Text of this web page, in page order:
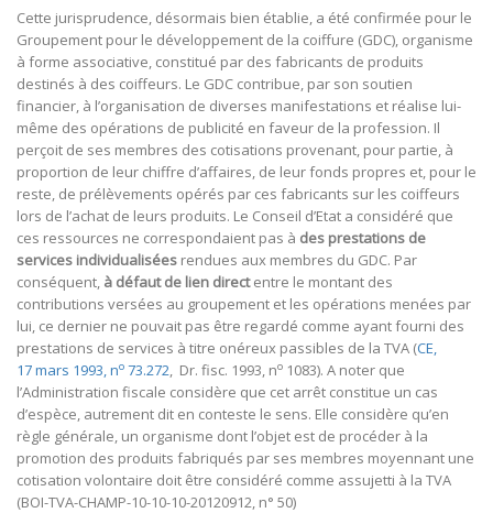
Cette jurisprudence, désormais bien établie, a été confirmée pour le
Groupement pour le développement de la coiffure (GDC), organisme
à forme associative, constitué par des fabricants de produits
destinés à des coiffeurs. Le GDC contribue, par son soutien
financier, à l’organisation de diverses manifestations et réalise lui-
même des opérations de publicité en faveur de la profession. Il
perçoit de ses membres des cotisations provenant, pour partie, à
proportion de leur chiffre d’affaires, de leur fonds propres et, pour le
reste, de prélèvements opérés par ces fabricants sur les coiffeurs
lors de l’achat de leurs produits. Le Conseil d’Etat a considéré que
ces ressources ne correspondaient pas à des prestations de
services individualisées rendues aux membres du GDC. Par
conséquent, à défaut de lien directentre le montant des
contributions versées au groupement et les opérations menées par
lui, ce dernier ne pouvait pas être regardé comme ayant fourni des
prestations de services à titre onéreux passibles de la TVA (CE,
17 mars 1993, no 73.272 , Dr. fisc. 1993, no 1083). A noter que
l’Administration fiscale considère que cet arrêt constitue un cas
d’espèce, autrement dit en conteste le sens. Elle considère qu’en
règle générale, un organisme dont l’objet est de procéder à la
promotion des produits fabriqués par ses membres moyennant une
cotisation volontaire doit être considéré comme assujetti à la TVA
(BOI-TVA-CHAMP-10-10-10-20120912, n° 50)